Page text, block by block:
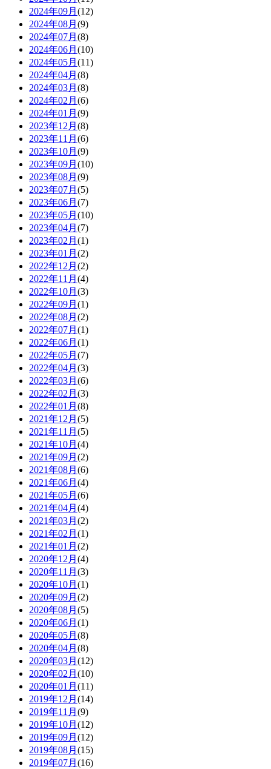
2024年09月 (12)
2024年08月 (9)
2024年07月 (8)
2024年06月 (10)
2024年05月 (11)
2024年04月 (8)
2024年03月 (8)
2024年02月 (6)
2024年01月 (9)
2023年12月 (8)
2023年11月 (6)
2023年10月 (9)
2023年09月 (10)
2023年08月 (9)
2023年07月 (5)
2023年06月 (7)
2023年05月 (10)
2023年04月 (7)
2023年02月 (1)
2023年01月 (2)
2022年12月 (2)
2022年11月 (4)
2022年10月 (3)
2022年09月 (1)
2022年08月 (2)
2022年07月 (1)
2022年06月 (1)
2022年05月 (7)
2022年04月 (3)
2022年03月 (6)
2022年02月 (3)
2022年01月 (8)
2021年12月 (5)
2021年11月 (5)
2021年10月 (4)
2021年09月 (2)
2021年08月 (6)
2021年06月 (4)
2021年05月 (6)
2021年04月 (4)
2021年03月 (2)
2021年02月 (1)
2021年01月 (2)
2020年12月 (4)
2020年11月 (3)
2020年10月 (1)
2020年09月 (2)
2020年08月 (5)
2020年06月 (1)
2020年05月 (8)
2020年04月 (8)
2020年03月 (12)
2020年02月 (10)
2020年01月 (11)
2019年12月 (14)
2019年11月 (9)
2019年10月 (12)
2019年09月 (12)
2019年08月 (15)
2019年07月 (16)